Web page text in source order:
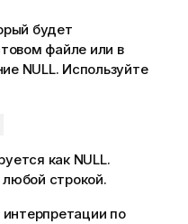
будет
файле или в
NULL. Используйте
как NULL.
строкой.
по